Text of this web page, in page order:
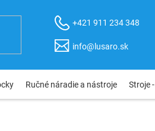
+421 911 234 348
info@lusaro.sk
Ručné náradie a nástroje Stroje